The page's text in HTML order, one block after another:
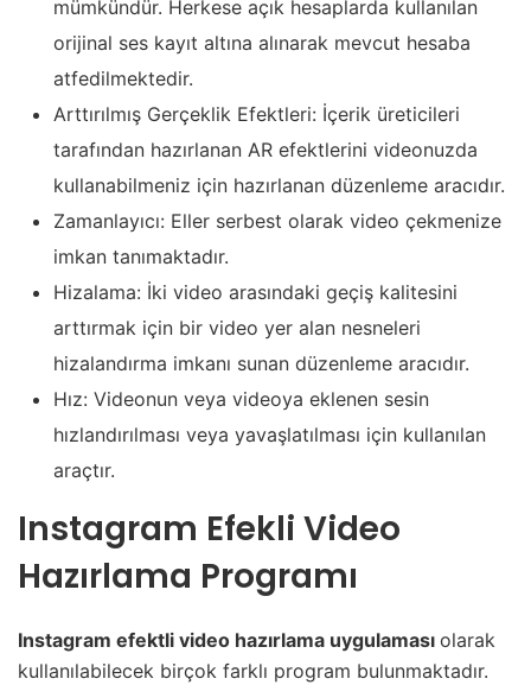
mümkündür. Herkese açık hesaplarda kullanılan
orijinal ses kayıt altına alınarak mevcut hesaba
atfedilmektedir.
Arttırılmış Gerçeklik Efektleri: İçerik üreticileri
tarafından hazırlanan AR efektlerini videonuzda
kullanabilmeniz için hazırlanan düzenleme aracıdır.
Zamanlayıcı: Eller serbest olarak video çekmenize
imkan tanımaktadır.
Hizalama: İki video arasındaki geçiş kalitesini
arttırmak için bir video yer alan nesneleri
hizalandırma imkanı sunan düzenleme aracıdır.
Hız: Videonun veya videoya eklenen sesin
hızlandırılması veya yavaşlatılması için kullanılan
araçtır.
Instagram Efekli Video
Hazırlama Programı
Instagram efektli video hazırlama uygulaması olarak
kullanılabilecek birçok farklı program bulunmaktadır.